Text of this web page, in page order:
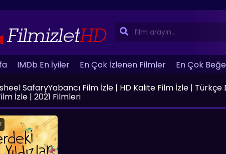
IMDb En İyiler En Çok İzlenen Filmler En Çok
SafaryYabancı Film İzle | HD Kalite Film İzle | Türkçe
İzle | 2021 Filmleri